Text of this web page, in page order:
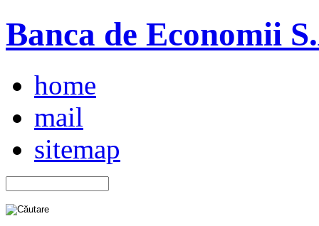
Banca de Economii
home
mail
sitemap